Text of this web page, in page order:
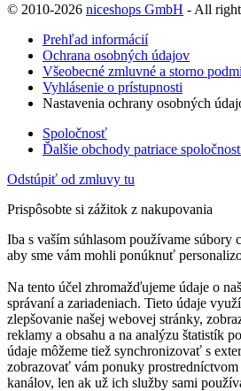
© 2010-2026 niceshops GmbH - All
Prehľad informácií
Ochrana osobných údajov
Všeobecné zmluvné a storno
Vyhlásenie o prístupnosti
Nastavenia ochrany osobných
Spoločnosť
Ďalšie obchody patriace
Odstúpiť od zmluvy tu
Prispôsobte si zážitok z nakupovania
Iba s vaším súhlasom používame súbory
aby sme vám mohli ponúknuť
Na tento účel zhromažďujeme údaje o
správaní a zariadeniach. Tieto údaje
zlepšovanie našej webovej stránky,
reklamy a obsahu a na analýzu štatistík
údaje môžeme tiež synchronizovať s
zobrazovať vám ponuky
kanálov, len ak už ich služby sami